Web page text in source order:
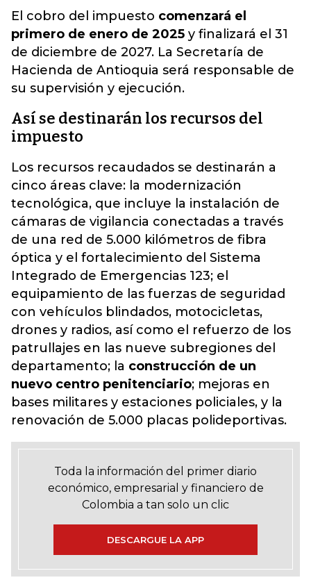
El cobro del impuesto comenzará el
primero de enero de 2025 y finalizará el 31
de diciembre de 2027. La Secretaría de
Hacienda de Antioquia será responsable de
su supervisión y ejecución.
Así se destinarán los recursos del
impuesto
Los recursos recaudados se destinarán a
cinco áreas clave: la modernización
tecnológica, que incluye la instalación de
cámaras de vigilancia conectadas a través
de una red de 5.000 kilómetros de fibra
óptica y el fortalecimiento del Sistema
Integrado de Emergencias 123; el
equipamiento de las fuerzas de seguridad
con vehículos blindados, motocicletas,
drones y radios, así como el refuerzo de los
patrullajes en las nueve subregiones del
departamento; la construcción de un
nuevo centro penitenciario; mejoras en
bases militares y estaciones policiales, y la
renovación de 5.000 placas polideportivas.
Toda la información del primer diario
económico, empresarial y financiero de
Colombia a tan solo un clic
DESCARGUE LA APP